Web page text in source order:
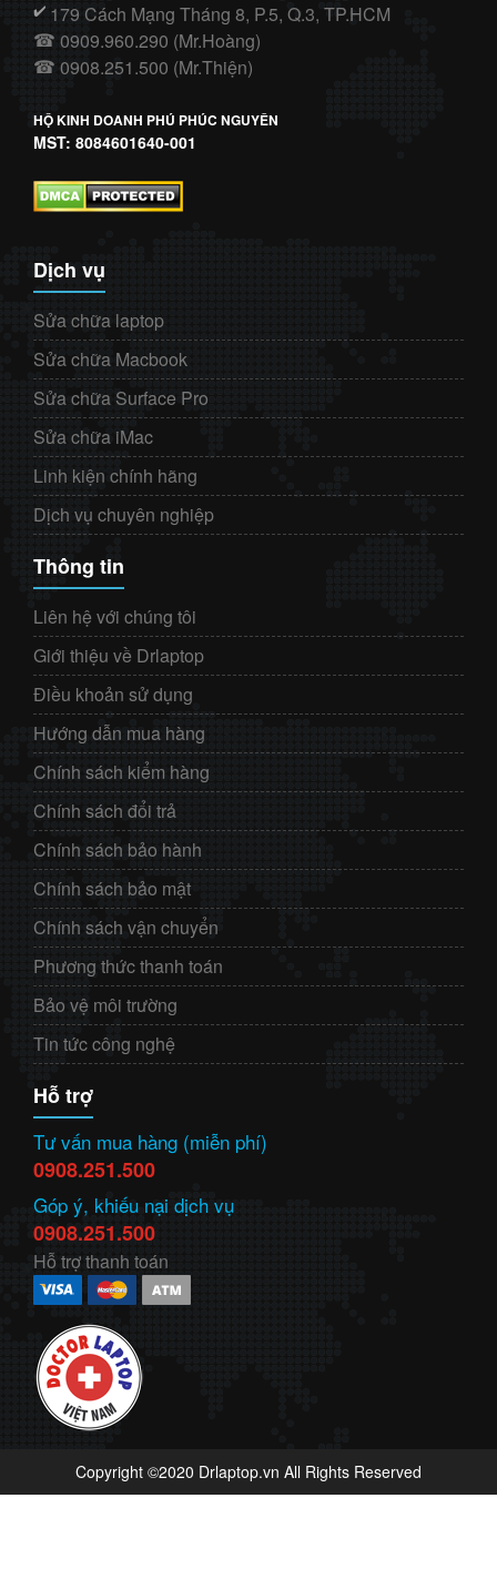
✔️ 179 Cách Mạng Tháng 8, P.5, Q.3, TP.HCM
☎ 0909.960.290 (Mr.Hoàng)
☎ 0908.251.500 (Mr.Thiện)
HỘ KINH DOANH PHÚ PHÚC NGUYÊN
MST: 8084601640-001
Dịch vụ
Sửa chữa laptop
Sửa chữa Macbook
Sửa chữa Surface Pro
Sửa chữa iMac
Linh kiện chính hãng
Dịch vụ chuyên nghiệp
Thông tin
Liên hệ với chúng tôi
Giới thiệu về Drlaptop
Điều khoản sử dụng
Hướng dẫn mua hàng
Chính sách kiểm hàng
Chính sách đổi trả
Chính sách bảo hành
Chính sách bảo mật
Chính sách vận chuyển
Phương thức thanh toán
Bảo vệ môi trường
Tin tức công nghệ
Hỗ trợ
Tư vấn mua hàng (miễn phí)
0908.251.500
Góp ý, khiếu nại dịch vụ
0908.251.500
Hỗ trợ thanh toán
Copyright ©2020 Drlaptop.vn All Rights Reserved